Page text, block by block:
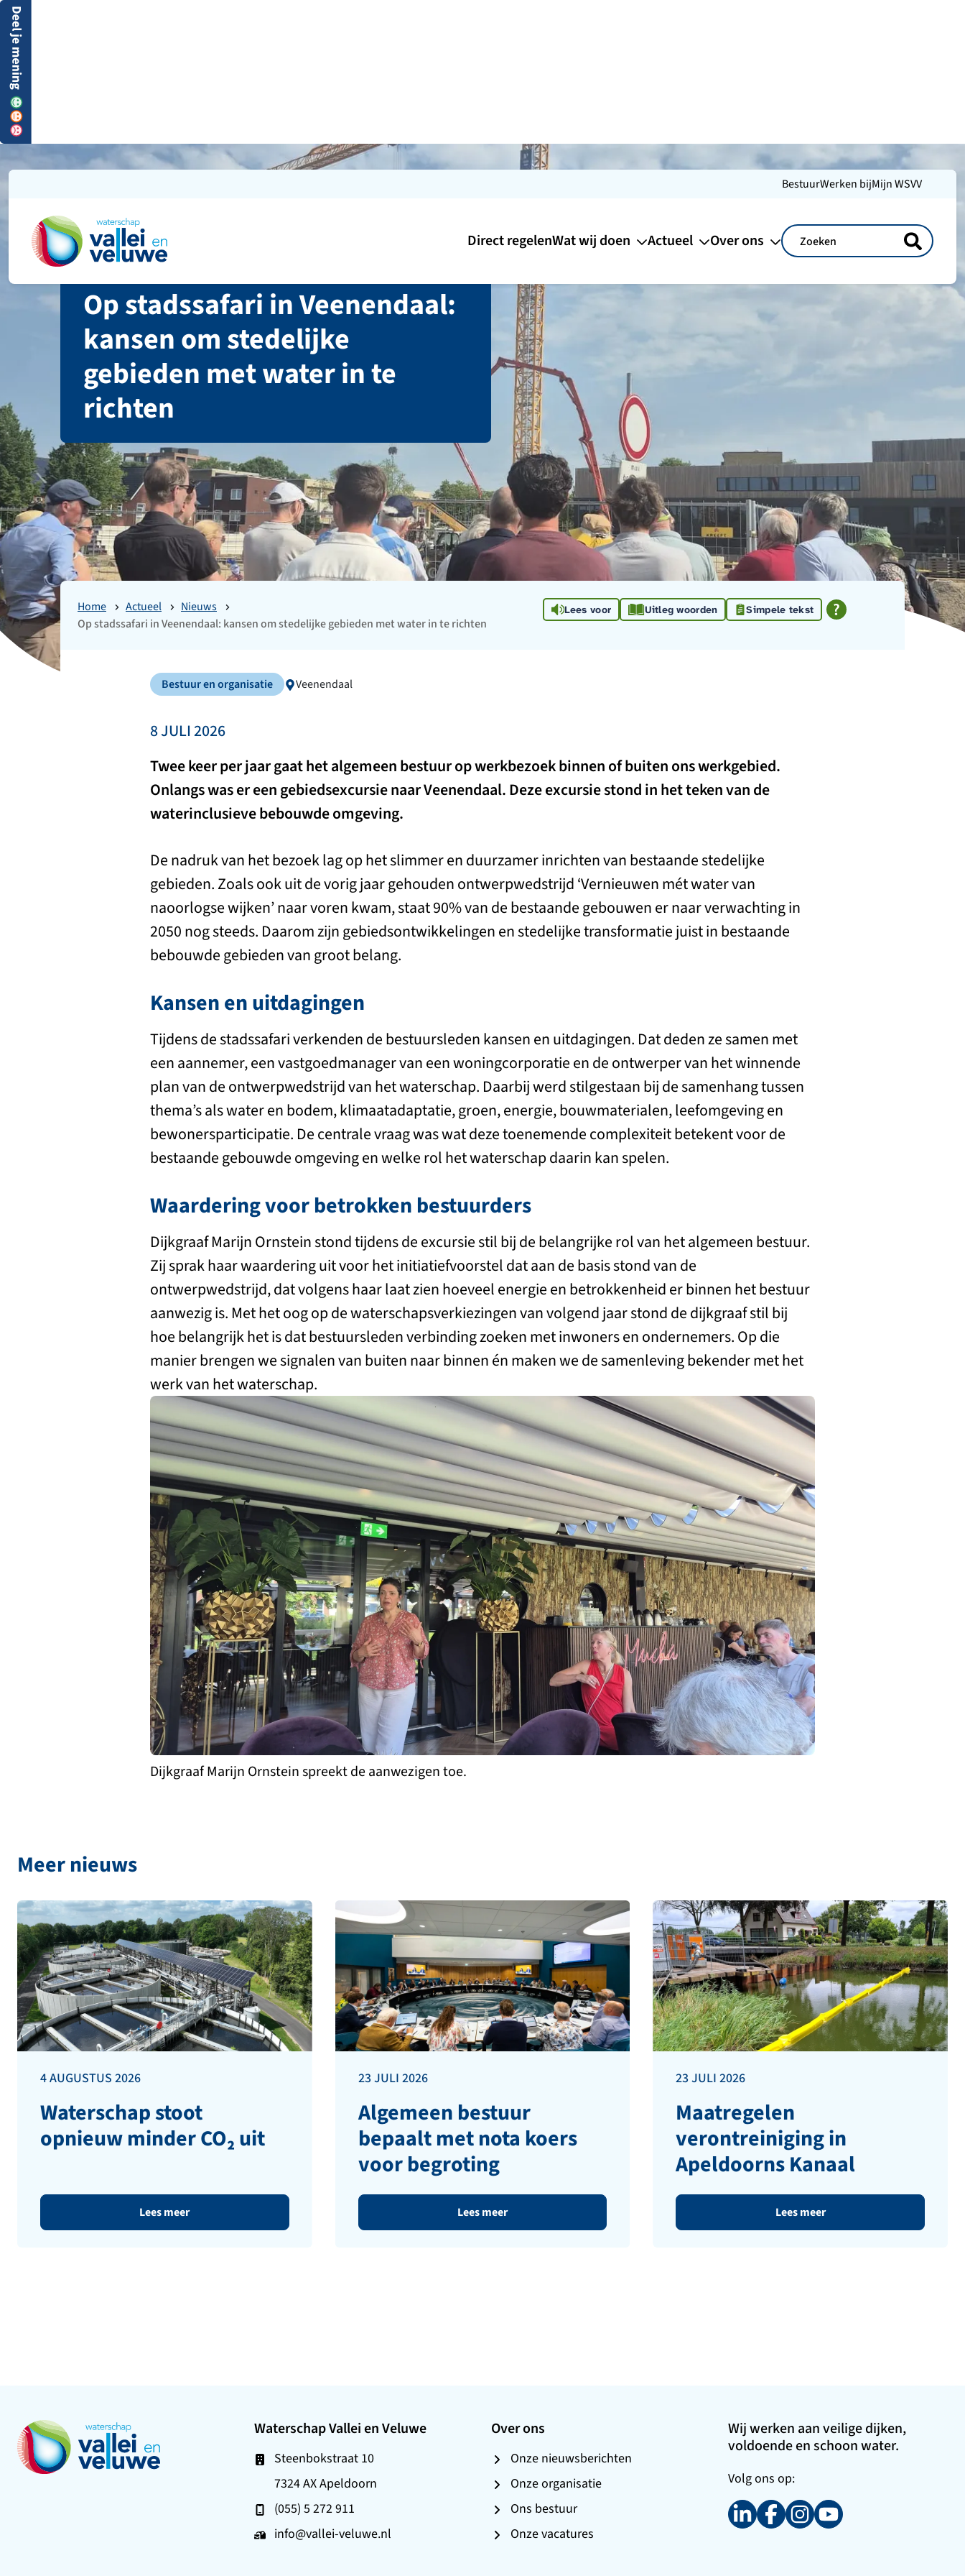
BestuurWerken bijMijn WSVV
Direct regelenWat wij doen Actueel Over ons
Op stadssafari in Veenendaal:
kansen om stedelijke
gebieden met water in te
richten
Home Actueel
Nieuws
Op stadssafari in Veenendaal: kansen om stedelijke gebieden met water in te richten
Lees voor Uitleg woorden Simpele tekst
Bestuur en organisatie Veenendaal
8 JULI 2026
Twee keer per jaar gaat het algemeen bestuur op werkbezoek binnen of buiten ons werkgebied.
Onlangs was er een gebiedsexcursie naar Veenendaal. Deze excursie stond in het teken van de
waterinclusieve bebouwde omgeving.
De nadruk van het bezoek lag op het slimmer en duurzamer inrichten van bestaande stedelijke
gebieden. Zoals ook uit de vorig jaar gehouden ontwerpwedstrijd ‘Vernieuwen mét water van
naoorlogse wijken’ naar voren kwam, staat 90% van de bestaande gebouwen er naar verwachting in
2050 nog steeds. Daarom zijn gebiedsontwikkelingen en stedelijke transformatie juist in bestaande
bebouwde gebieden van groot belang.
Kansen en uitdagingen
Tijdens de stadssafari verkenden de bestuursleden kansen en uitdagingen. Dat deden ze samen met
een aannemer, een vastgoedmanager van een woningcorporatie en de ontwerper van het winnende
plan van de ontwerpwedstrijd van het waterschap. Daarbij werd stilgestaan bij de samenhang tussen
thema’s als water en bodem, klimaatadaptatie, groen, energie, bouwmaterialen, leefomgeving en
bewonersparticipatie. De centrale vraag was wat deze toenemende complexiteit betekent voor de
bestaande gebouwde omgeving en welke rol het waterschap daarin kan spelen.
Waardering voor betrokken bestuurders
Dijkgraaf Marijn Ornstein stond tijdens de excursie stil bij de belangrijke rol van het algemeen bestuur.
Zij sprak haar waardering uit voor het initiatiefvoorstel dat aan de basis stond van de
ontwerpwedstrijd, dat volgens haar laat zien hoeveel energie en betrokkenheid er binnen het bestuur
aanwezig is. Met het oog op de waterschapsverkiezingen van volgend jaar stond de dijkgraaf stil bij
hoe belangrijk het is dat bestuursleden verbinding zoeken met inwoners en ondernemers. Op die
manier brengen we signalen van buiten naar binnen én maken we de samenleving bekender met het
werk van het waterschap.
Dijkgraaf Marijn Ornstein spreekt de aanwezigen toe.
Meer nieuws
Waterschap stoot
opnieuw minder CO₂ uit
4 AUGUSTUS 2026
Lees meer
Algemeen bestuur
bepaalt met nota koers
voor begroting
23 JULI 2026
Lees meer
Maatregelen
verontreiniging in
Apeldoorns Kanaal
23 JULI 2026
Lees meer
Ga naar de startpaginaWaterschap Vallei en Veluwe
Steenbokstraat 10
7324 AX Apeldoorn
(055) 5 272 911
info@vallei-veluwe.nl
Over ons
Onze nieuwsberichten
Onze organisatie
Ons bestuur
Onze vacatures
Wij werken aan veilige dijken,
voldoende en schoon water.
Volg ons op: